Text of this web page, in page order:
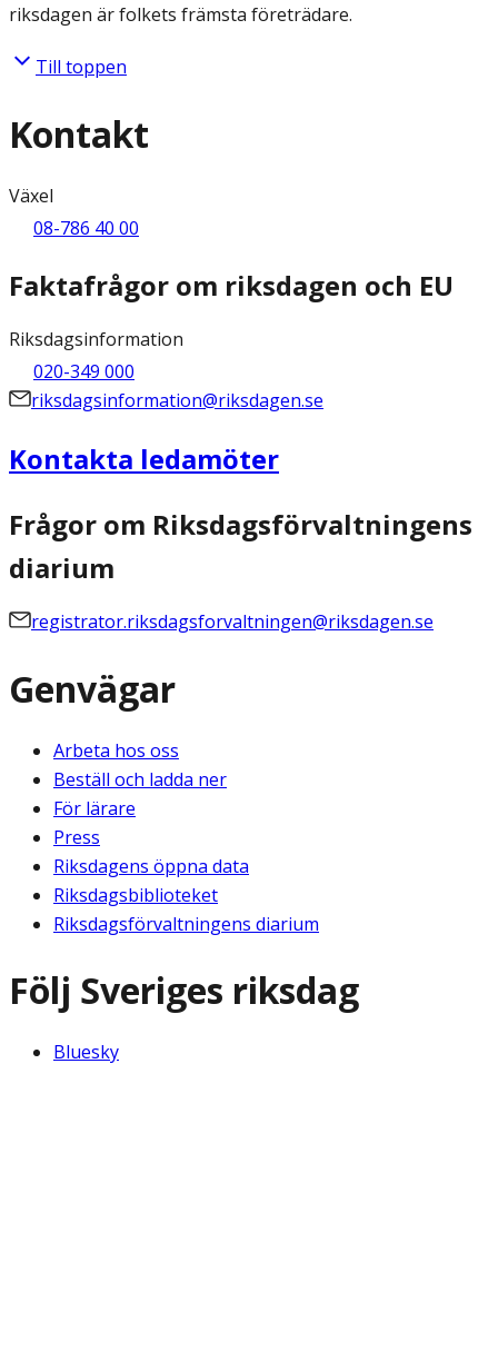
riksdagen är folkets främsta företrädare.
Till toppen
Kontakt
Växel
08-786 40 00
Faktafrågor om riksdagen och EU
Riksdagsinformation
020-349 000
riksdagsinformation@riksdagen.se
Kontakta ledamöter
Frågor om Riksdagsförvaltningens
diarium
registrator.riksdagsforvaltningen@riksdagen.se
Genvägar
Arbeta hos oss
Beställ och ladda ner
För lärare
Press
Riksdagens öppna data
Riksdagsbiblioteket
Riksdagsförvaltningens diarium
Följ Sveriges riksdag
Bluesky